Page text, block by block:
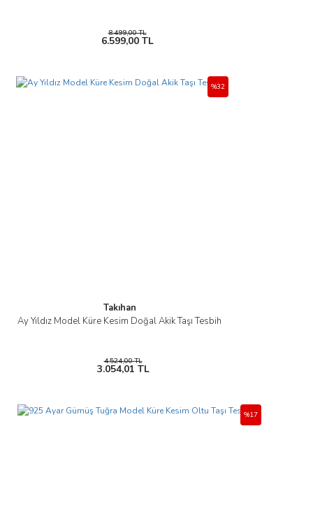
8.499,00 TL
6.599,00 TL
Takıhan
Ay Yıldız Model Küre Kesim Doğal Akik Taşı Tesbih
%32
4.524,00 TL
3.054,01 TL
%17